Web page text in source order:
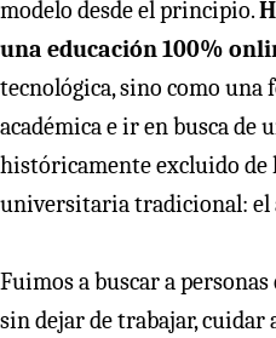
modelo desde el principio.
una educación 100%
tecnológica, sino como
académica e ir en busca de
históricamente excluido de
universitaria tradicional: el
Fuimos a buscar a
sin dejar de trabajar, cuidar